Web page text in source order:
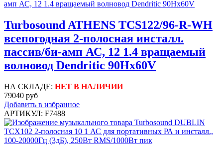
Turbosound ATHENS TCS122/96-R-WH
всепогодная 2-полосная инсталл.
пассив/би-амп АС, 12 1.4 вращаемый
волновод Dendritic 90Hx60V
НА СКЛАДЕ: НЕТ В НАЛИЧИИ
79040 руб
Добавить в избранное
АРТИКУЛ: F7488